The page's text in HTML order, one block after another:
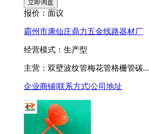
报价： 面议
霸州市康仙庄鼎力五金线路器材厂
经营模式：生产型
主营：双壁波纹管梅花管格栅管碳...
企业商铺|联系方式|公司地址